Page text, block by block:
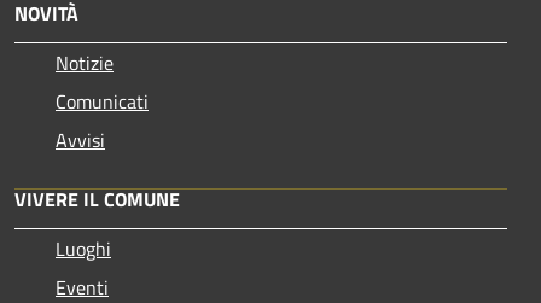
NOVITÀ
Notizie
Comunicati
Avvisi
VIVERE IL COMUNE
Luoghi
Eventi